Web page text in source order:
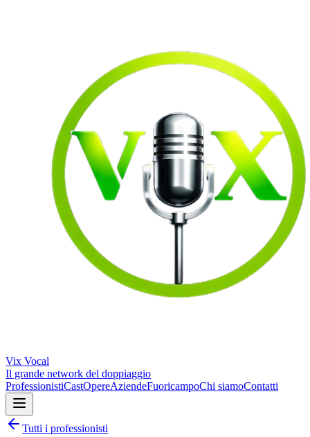
Vix Vocal
Il grande network del doppiaggio
ProfessionistiCastOpereAziendeFuoricampoChi siamoContatti
Tutti i professionisti